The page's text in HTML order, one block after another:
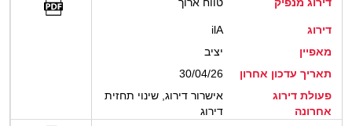
דירוג
ilA
מאפיין
יציב
תאריך עדכון אחרון
30/04/26
פעולת דירוג
אחרונה
אישרור דירוג, שינוי תחזית
דירוג